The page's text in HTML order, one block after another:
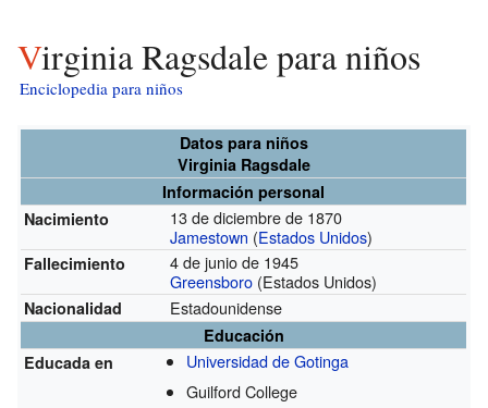
Virginia Ragsdale para niños
Enciclopedia para niños
Datos para niños
Virginia Ragsdale
Información personal
Nacimiento
13 de diciembre de 1870
Jamestown (Estados Unidos)
Fallecimiento
4 de junio de 1945
Greensboro (Estados Unidos)
Nacionalidad Estadounidense
Educación
Educada en
Universidad de Gotinga
Guilford College